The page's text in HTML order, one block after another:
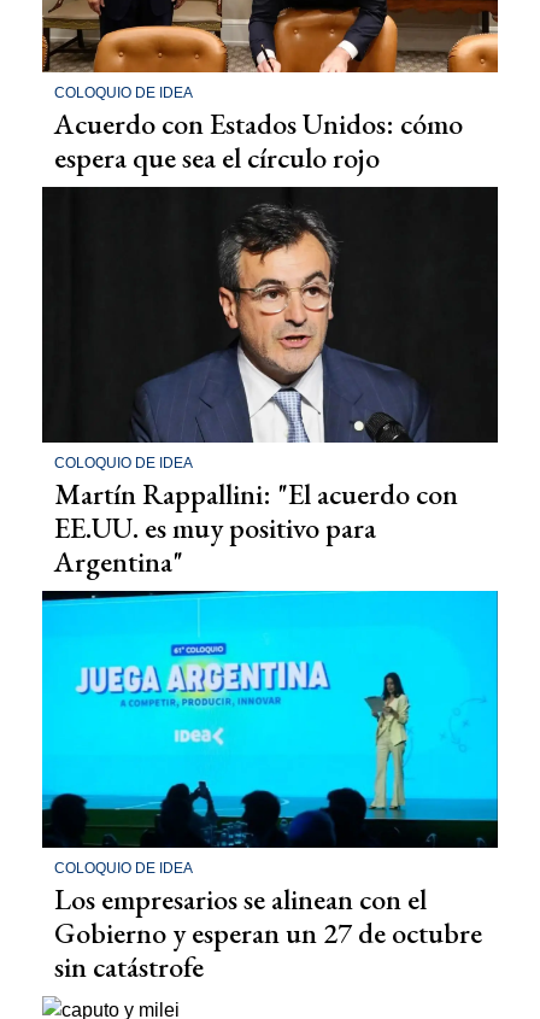
COLOQUIO DE IDEA
Acuerdo con Estados Unidos: cómo
espera que sea el círculo rojo
COLOQUIO DE IDEA
Martín Rappallini: "El acuerdo con
EE.UU. es muy positivo para
Argentina"
COLOQUIO DE IDEA
Los empresarios se alinean con el
Gobierno y esperan un 27 de octubre
sin catástrofe